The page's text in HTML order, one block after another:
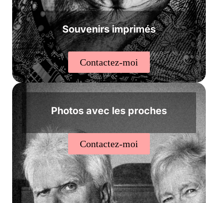
Souvenirs imprimés
Contactez-moi
Photos avec les proches
Contactez-moi